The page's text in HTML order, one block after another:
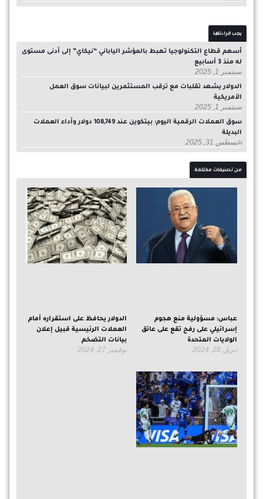
يجب قراءتها
أسهم قطاع التكنولوجيا تهبط بالمؤشر الياباني “نيكاي” إلى أدنى مستوى
له منذ 3 أسابيع
سبتمبر 1, 2025
الدولار يشهد تقلبات مع ترقب المستثمرين لبيانات سوق العمل
الأمريكية
سبتمبر 1, 2025
سوق العملات الرقمية اليوم: بيتكوين عند 108,749 دولار وأداء العملات
البديلة
أغسطس 31, 2025
من تصنيفات مختلفة
عباس: مسؤولية منع هجوم
إسرائيلي على رفح تقع على عاتق
الولايات المتحدة
أبريل 28, 2024
الدولار يحافظ على استقراره أمام
العملات الرئيسية قبيل إعلان
بيانات التضخم
نوفمبر 27, 2024